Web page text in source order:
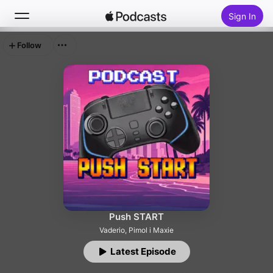
Sign In
Top Charts
Push START
Vaderio, Pimol i Maxie
Latest Episode
Follow